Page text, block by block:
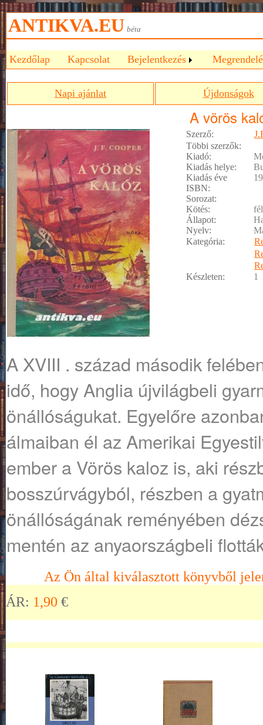
ANTIKVA.EU béta
Kezdőlap Kapcsolat Bejelentkezés
Napi ajánlat Újdonságok
A vörös
Szerző:
Többi szerzők:
Kiadó:
Kiadás helye:
Kiadás éve
ISBN:
Sorozat:
Kötés:
Állapot:
Nyelv:
Kategória:
Készleten:
1
A XVIII . század második
idő, hogy Anglia újvilágbeli
önállóságukat. Egyelőre
álmaiban él az Amerikai
ember a Vörös kaloz is, aki
bosszúrvágyból, részben a
önállóságának reményében
mentén az anyaországbeli
Az Ön által kiválasztott könyvből
ÁR: 1,90 €